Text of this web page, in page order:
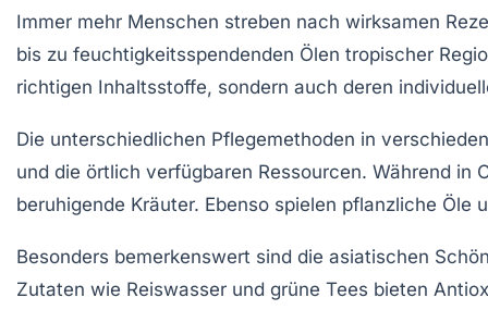
Immer mehr Menschen streben nach wirksamen
bis zu feuchtigkeitsspendenden Ölen tropischer
richtigen Inhaltsstoffe, sondern auch deren
Die unterschiedlichen Pflegemethoden in
und die örtlich verfügbaren Ressourcen. Während in
beruhigende Kräuter. Ebenso spielen pflanzliche Öle
Besonders bemerkenswert sind die asiatischen
Zutaten wie Reiswasser und grüne Tees bieten